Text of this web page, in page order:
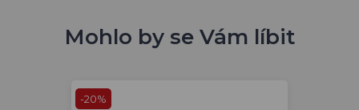
Mohlo by se Vám líbit
-20%